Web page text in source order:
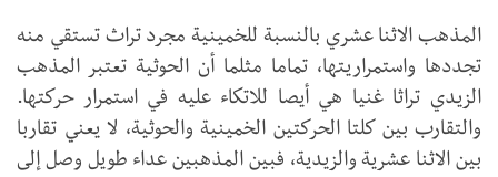
المذهب الاثنا عشري بالنسبة للخمينية مجرد تراث تستقي منه
تجددها واستمراريتها، تماما مثلما أن الحوثية تعتبر المذهب
الزيدي تراثا غنيا هي أيصا للاتكاء عليه في استمرار حركتها.
والتقارب بين كلتا الحركتين الخمينية والحوثية، لا يعني تقاربا
بين الاثنا عشرية والزيدية، فبين المذهبين عداء طويل وصل إلى